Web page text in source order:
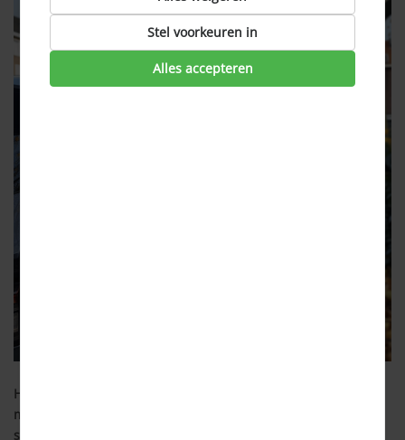
Het demissionaire kabinet en netbeheerders hebben
maatregelen aangekondigd om overbelasting van het
stroomnet aan te pakken, beginnend in de provincie Utrecht.
Stel voorkeuren in
Alles accepteren